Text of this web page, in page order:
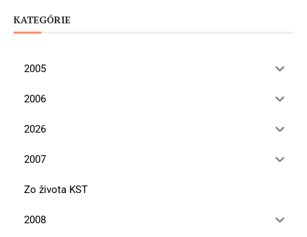
KATEGÓRIE
2005
2006
2026
2007
Zo života KST
2008